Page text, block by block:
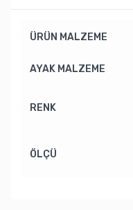
ÜRÜN MALZEME
AYAK MALZEME
RENK
ÖLÇÜ